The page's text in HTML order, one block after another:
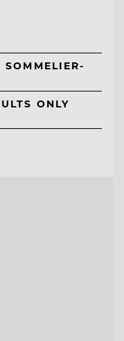
SOMMELIER-
ONLY